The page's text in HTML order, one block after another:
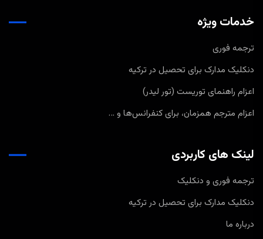
خدمات ویژه
ترجمه فوری
دنکلیک مدارک برای تحصیل در ترکیه
اعزام راهنمای توریست (تور لیدر)
اعزام مترجم همزمان، برای کنفرانس‌ها و …
لینک های کاربردی
ترجمه فوری و دنکلیک
دنکلیک مدارک برای تحصیل در ترکیه
درباره ما